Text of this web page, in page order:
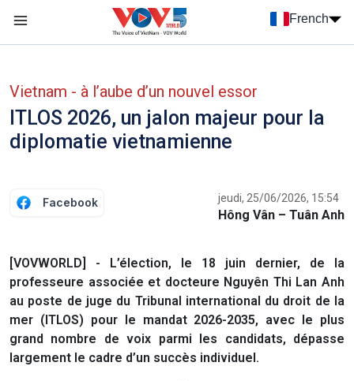
French
Vietnam - à l’aube d’un nouvel essor
ITLOS 2026, un jalon majeur pour la
diplomatie vietnamienne
Facebook jeudi, 25/06/2026, 15:54
Hông Vân – Tuân Anh
[VOVWORLD] - L’élection, le 18 juin dernier, de la
professeure associée et docteure Nguyên Thi Lan Anh
au poste de juge du Tribunal international du droit de la
mer (ITLOS) pour le mandat 2026-2035, avec le plus
grand nombre de voix parmi les candidats, dépasse
largement le cadre d’un succès individuel.